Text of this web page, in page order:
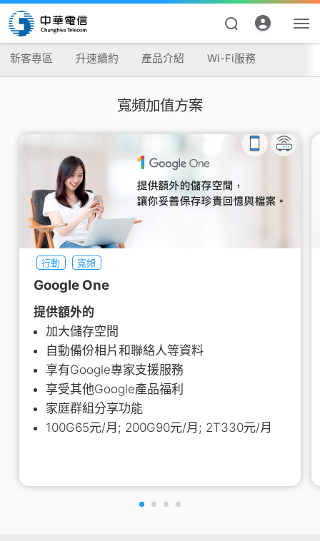
資費合約
帳單繳費
申請查詢
我的帳號
新客專區 升速續約 產品介紹 Wi-Fi服務
寬頻加值方案
行動 寬頻
Google One
提供額外的
加大儲存空間
自動備份相片和聯絡人等資料
享有Google專家支援服務
享受其他Google產品福利
家庭群組分享功能
100G65元/月; 200G90元/月; 2T330元/月